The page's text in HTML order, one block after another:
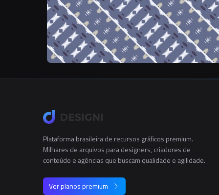
Plataforma brasileira de recursos gráficos premium.
Milhares de arquivos para designers, criadores de
conteúdo e agências que buscam qualidade e agilidade.
Ver planos premium